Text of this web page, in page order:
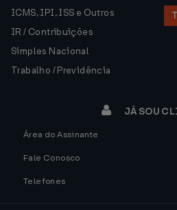
ICMS, IPI, ISS e Outros
IR / Contribuições
Simples Nacional
Trabalho / Previdência
JÁ SOU
Área do Assinante
Fale Conosco
Telefones